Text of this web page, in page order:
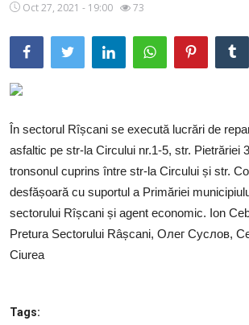
ADMINISTRAŢIA
Transparența
Proiecte
Sectorul Rîșcani
Căutați pe Internet
Oct 27, 2021 - 19:00 73
În sectorul Rîșcani se execută lucrări de
asfaltic pe str-la Circului nr.1-5, str. Pietrăriei
tronsonul cuprins între str-la Circului și str.
desfășoară cu suportul a Primăriei
sectorului Rîșcani și agent economic. Ion
Pretura Sectorului Râșcani, Олег Суслов,
Ciurea
Tags: